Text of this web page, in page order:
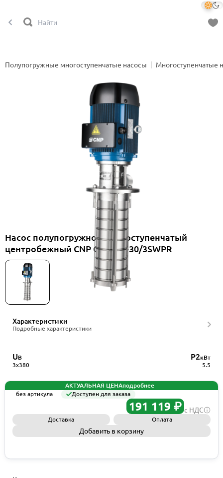
Полупогружные многоступенчатые насосы Многоступенчатые
Насос полупогружной многоступенчатый
центробежный CNP CDLK32-30/3SWPR
Характеристики
Подробные характеристики
UВ
3x380
P2кВт
5.5
АКТУАЛЬНАЯ ЦЕНАподробнее
без артикула
Доступен для заказа
191 119 ₽ с НДС
Доставка Оплата
Добавить в корзину